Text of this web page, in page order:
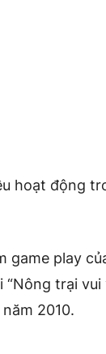
hoạt động
game play
trại
2010.